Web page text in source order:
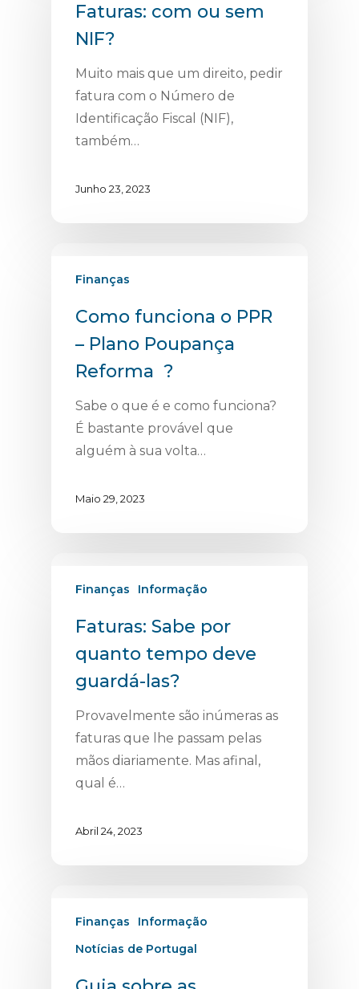
Faturas: com ou sem
NIF?
Muito mais que um direito, pedir
fatura com o Número de
Identificação Fiscal (NIF),
também…
Junho 23, 2023
Finanças
Como funciona o PPR
– Plano Poupança
Reforma ?
Sabe o que é e como funciona?
É bastante provável que
alguém à sua volta…
Maio 29, 2023
Finanças Informação
Faturas: Sabe por
quanto tempo deve
guardá-las?
Provavelmente são inúmeras as
faturas que lhe passam pelas
mãos diariamente. Mas afinal,
qual é…
Abril 24, 2023
Finanças
Informação
Notícias de Portugal